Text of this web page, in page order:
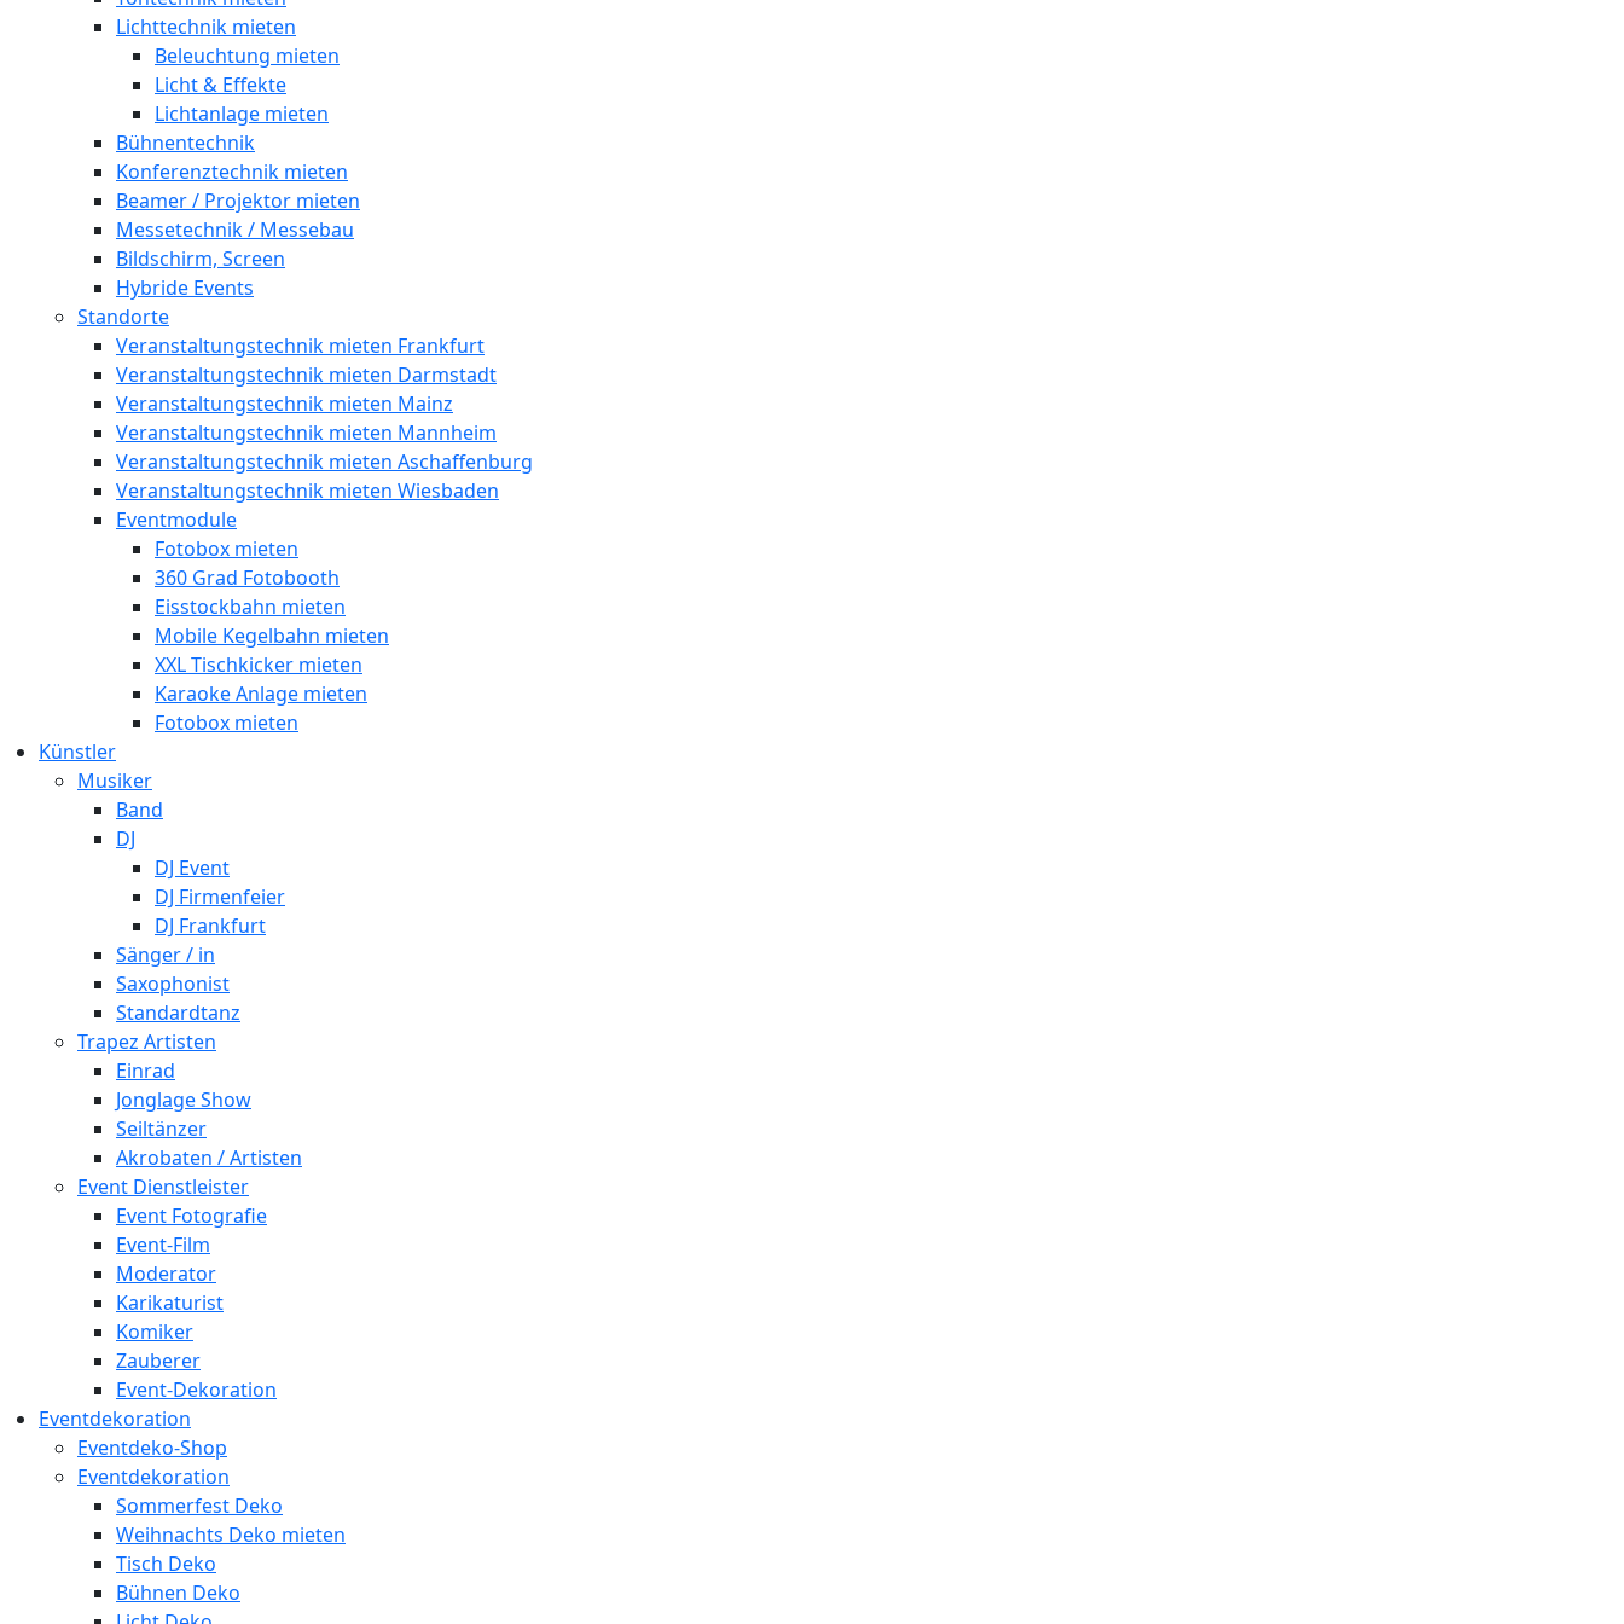
Lichttechnik mieten
Beleuchtung mieten
Licht & Effekte
Lichtanlage mieten
Bühnentechnik
Konferenztechnik mieten
Beamer / Projektor mieten
Messetechnik / Messebau
Bildschirm, Screen
Hybride Events
Standorte
Veranstaltungstechnik mieten Frankfurt
Veranstaltungstechnik mieten Darmstadt
Veranstaltungstechnik mieten Mainz
Veranstaltungstechnik mieten Mannheim
Veranstaltungstechnik mieten Aschaffenburg
Veranstaltungstechnik mieten Wiesbaden
Eventmodule
Fotobox mieten
360 Grad Fotobooth
Eisstockbahn mieten
Mobile Kegelbahn mieten
XXL Tischkicker mieten
Karaoke Anlage mieten
Fotobox mieten
Künstler
Musiker
Band
DJ
DJ Event
DJ Firmenfeier
DJ Frankfurt
Sänger / in
Saxophonist
Standardtanz
Trapez Artisten
Einrad
Jonglage Show
Seiltänzer
Akrobaten / Artisten
Event Dienstleister
Event Fotografie
Event-Film
Moderator
Karikaturist
Komiker
Zauberer
Event-Dekoration
Eventdekoration
Eventdeko-Shop
Eventdekoration
Sommerfest Deko
Weihnachts Deko mieten
Tisch Deko
Bühnen Deko